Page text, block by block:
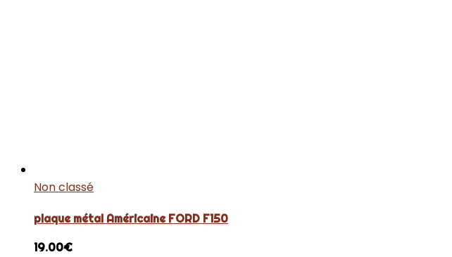
Non classé
plaque métal Américaine FORD F150
19.00€